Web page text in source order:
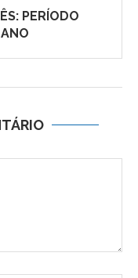
PERÍODO